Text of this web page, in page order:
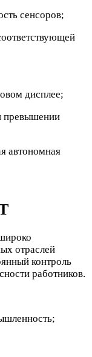
сенсоров;
дисплее;
превышении
автономная
отраслей
контроль
работников.